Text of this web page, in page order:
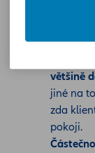
2025 je
Zařízení
většině
jiné na
zda
pokoji.